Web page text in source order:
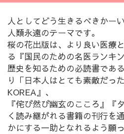
人としてどう生きるべきかー
人類永遠のテーマです。
桜の花出版は、より良い医療
る『国民のための名医ランキン
歴史を知るための必読書であ
り「日本人はとても素敵だっ
KOREA』、
『侘び然び幽玄のこころ』『
く読み継がれる書籍の刊行を
かにする一助となれるよう願